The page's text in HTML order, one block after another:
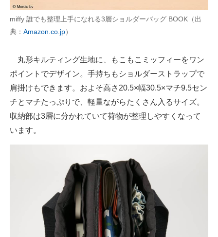
miffy 誰でも整理上手になれる3層ショルダーバッグ BOOK（出
典： Amazon.co.jp）
丸形キルティング生地に、もこもこミッフィーをワン
ポイントでデザイン。手持ちもショルダーストラップで
肩掛けもできます。およそ高さ20.5×幅30.5×マチ9.5セン
チとマチたっぷりで、軽量ながらたくさん入るサイズ。
収納部は3層に分かれていて荷物が整理しやすくなって
います。